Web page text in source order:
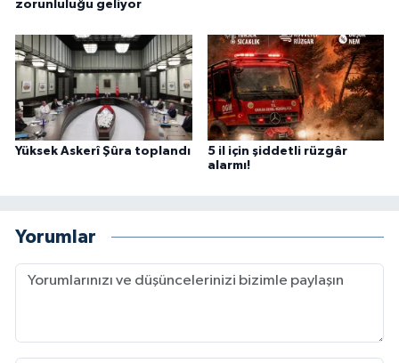
zorunluluğu geliyor
Yüksek Askerî Şûra toplandı
5 il için şiddetli rüzgâr
alarmı!
Yorumlar